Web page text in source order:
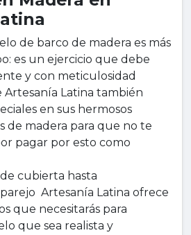
de barco de madera es más
es un ejercicio que debe
y con meticulosidad
Latina también
en sus hermosos
de madera para que no te
pagar por esto como
cubierta hasta
Artesanía Latina ofrece
que necesitarás para
que sea realista y